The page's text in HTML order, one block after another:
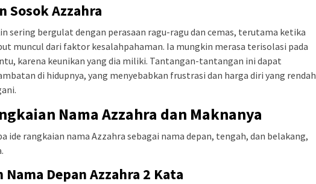
Sosok Azzahra
sering bergulat dengan perasaan ragu-ragu dan cemas, terutama ketika
muncul dari faktor kesalahpahaman. Ia mungkin merasa terisolasi pada
karena keunikan yang dia miliki. Tantangan-tantangan ini dapat
di hidupnya, yang menyebabkan frustrasi dan harga diri yang rendah
Nama Azzahra dan Maknanya
ide rangkaian nama Azzahra sebagai nama depan, tengah, dan belakang,
Nama Depan Azzahra 2 Kata